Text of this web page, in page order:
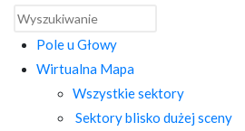
Pole u Głowy
Wirtualna Mapa
Wszystkie sektory
Sektory blisko dużej sceny